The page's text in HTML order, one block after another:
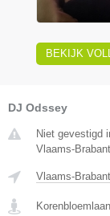
BEKIJK
DJ Odssey
Niet gevestigd
Vlaams-Brabant.
Vlaams-Brabant